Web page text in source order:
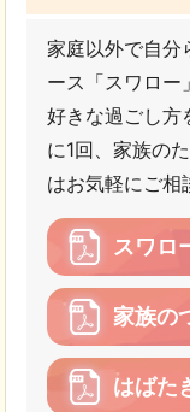
家庭以外で自分
ース「スワロー
好きな過ごし方
に1回、家族の
はお気軽にご相
スワロ
家族の
はばた